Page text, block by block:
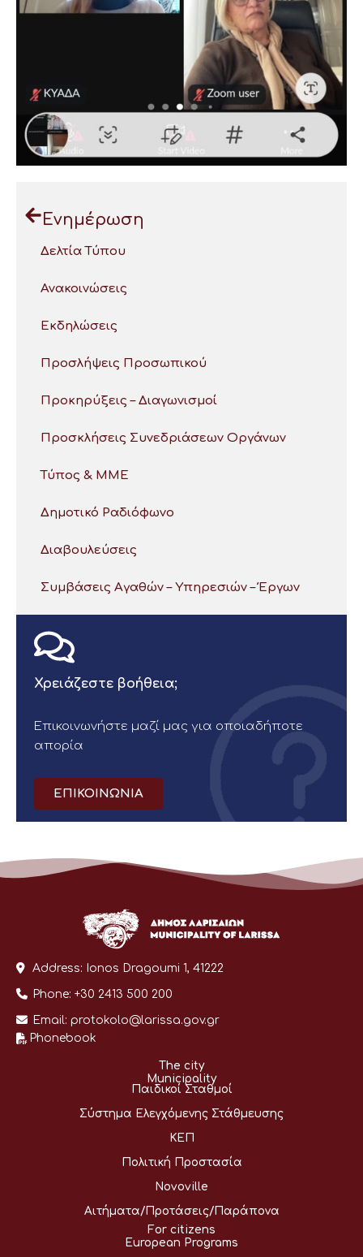
Ενημέρωση
Δελτία Τύπου
Ανακοινώσεις
Εκδηλώσεις
Προσλήψεις Προσωπικού
Προκηρύξεις – Διαγωνισμοί
Προσκλήσεις Συνεδριάσεων Οργάνων
Τύπος & ΜΜΕ
Δημοτικό Ραδιόφωνο
Διαβουλεύσεις
Συμβάσεις Αγαθών – Υπηρεσιών – Έργων
Χρειάζεστε βοήθεια;
Επικοινωνήστε μαζί μας για οποιαδήποτε
απορία
ΕΠΙΚΟΙΝΩΝΙΑ
Address: Ionos Dragoumi 1, 41222
Phone: +30 2413 500 200
Email: protokolo@larissa.gov.gr
Phonebook
The city
Municipality
Παιδικοί Σταθμοί
Σύστημα Ελεγχόμενης Στάθμευσης
ΚΕΠ
Πολιτική Προστασία
Novoville
Αιτήματα/Προτάσεις/Παράπονα
For citizens
European Programs